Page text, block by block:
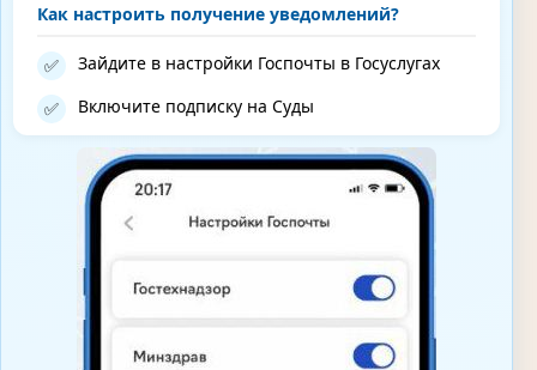
Как настроить получение уведомлений?
✅ Зайдите в настройки Госпочты в Госуслугах
✅ Включите подписку на Суды